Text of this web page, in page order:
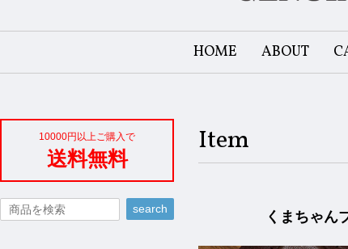
HOME ABOUT
Item
くまちゃん
10000円以上ご購入で
送料無料
search